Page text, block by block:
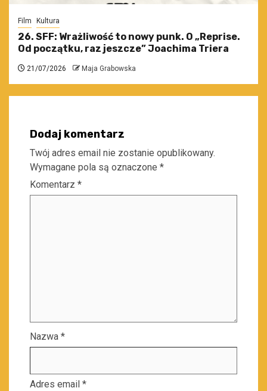
Film Kultura
26. SFF: Wrażliwość to nowy punk. O „Reprise.
Od początku, raz jeszcze” Joachima Triera
21/07/2026 Maja Grabowska
Dodaj komentarz
Twój adres email nie zostanie opublikowany.
Wymagane pola są oznaczone *
Komentarz *
Nazwa *
Adres email *